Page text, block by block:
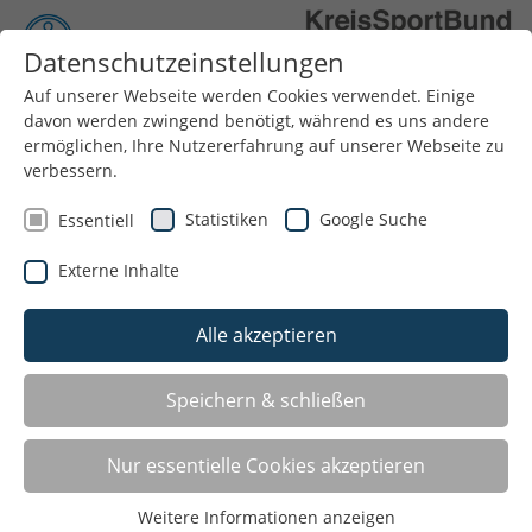
Menü
Aktuelles
Aktuelles
Seite 1 von 43.
Datenschutzeinstellungen
Auf unserer Webseite werden Cookies verwendet. Einige
davon werden zwingend benötigt, während es uns andere
ermöglichen, Ihre Nutzererfahrung auf unserer Webseite zu
verbessern.
Essentiell Statistiken Google Suche
Externe Inhalte
Alle akzeptieren
Speichern & schließen
Nur essentielle Cookies akzeptieren
Weitere Informationen anzeigen